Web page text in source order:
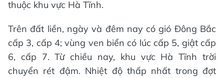
thuộc khu vực Hà Tĩnh.
Trên đất liền, ngày và đêm nay có gió Đông Bắc
cấp 3, cấp 4; vùng ven biển có lúc cấp 5, giật cấp
6, cấp 7. Từ chiều nay, khu vực Hà Tĩnh trời
chuyển rét đậm. Nhiệt độ thấp nhất trong đợt